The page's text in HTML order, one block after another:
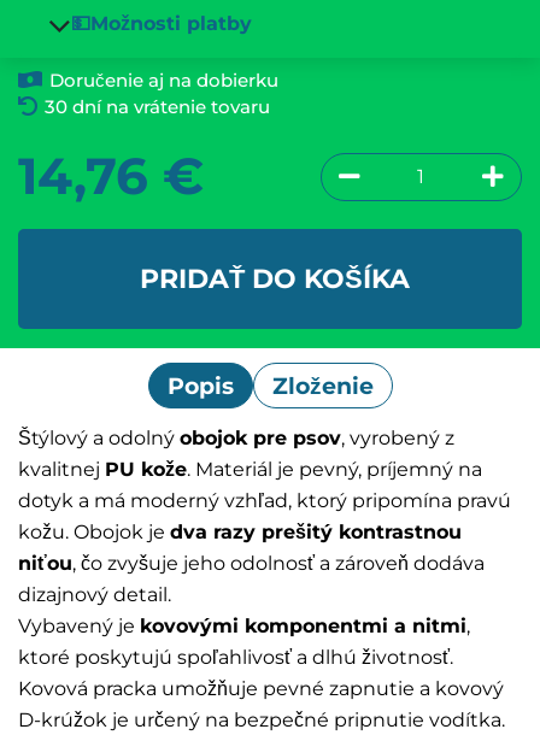
💵Možnosti platby
Doručenie aj na dobierku
30 dní na vrátenie tovaru
14,76 €
PRIDAŤ DO KOŠÍKA
Popis Zloženie
Štýlový a odolný obojok pre psov, vyrobený z
kvalitnej PU kože. Materiál je pevný, príjemný na
dotyk a má moderný vzhľad, ktorý pripomína pravú
kožu. Obojok je dva razy prešitý kontrastnou
niťou, čo zvyšuje jeho odolnosť a zároveň dodáva
dizajnový detail.
Vybavený je kovovými komponentmi a nitmi,
ktoré poskytujú spoľahlivosť a dlhú životnosť.
Kovová pracka umožňuje pevné zapnutie a kovový
D-krúžok je určený na bezpečné pripnutie vodítka.